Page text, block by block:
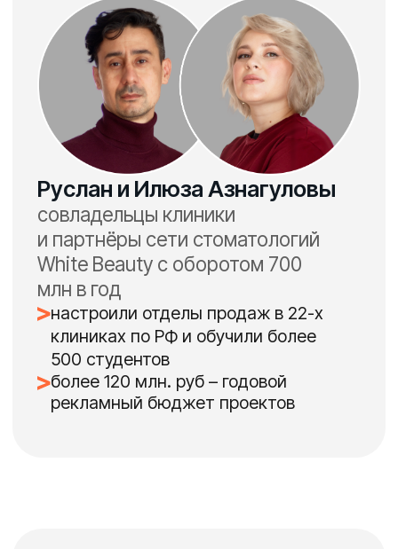
Максим Островка
гендиректор и сооснователь
стоматологий «Один к
одному»
Автор онлайн-курса «Дирижёр своей
клиники», бизнес-тренер
профессиональный управленец, 10 лет
управленческого карьерного пути в
крупной фед.компании
Ольга Логиневская
руководитель группы